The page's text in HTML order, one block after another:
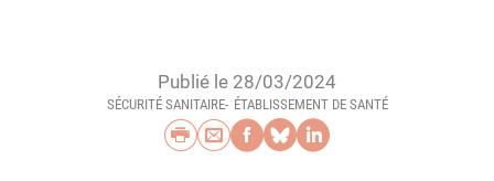
Publié le 28/03/2024
SÉCURITÉ SANITAIRE ÉTABLISSEMENT DE SANTÉ
Imprimer
Envoyer par e-mail
Partager sur
Partager sur
Partager sur